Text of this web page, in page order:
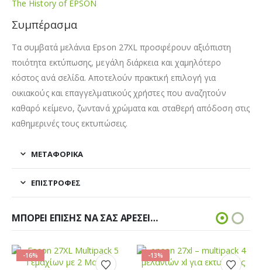
The History of EPSON
Συμπέρασμα
Τα συμβατά μελάνια Epson 27XL προσφέρουν αξιόπιστη
ποιότητα εκτύπωσης, μεγάλη διάρκεια και χαμηλότερο
κόστος ανά σελίδα. Αποτελούν πρακτική επιλογή για
οικιακούς και επαγγελματικούς χρήστες που αναζητούν
καθαρό κείμενο, ζωντανά χρώματα και σταθερή απόδοση στις
καθημερινές τους εκτυπώσεις.
ΜΕΤΑΦΟΡΙΚΆ
ΕΠΙΣΤΡΟΦΈΣ
ΜΠΟΡΕΊ ΕΠΊΣΗΣ ΝΑ ΣΑΣ ΑΡΈΣΕΙ…
-16% -13%